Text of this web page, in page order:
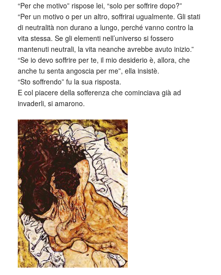
“Per che motivo” rispose lei, “solo per soffrire dopo?”
“Per un motivo o per un altro, soffrirai ugualmente. Gli stati
di neutralità non durano a lungo, perché vanno contro la
vita stessa. Se gli elementi nell’universo si fossero
mantenuti neutrali, la vita neanche avrebbe avuto inizio.”
“Se io devo soffrire per te, il mio desiderio è, allora, che
anche tu senta angoscia per me”, ella insistè.
“Sto soffrendo” fu la sua risposta.
E col piacere della sofferenza che cominciava già ad
invaderli, si amarono.